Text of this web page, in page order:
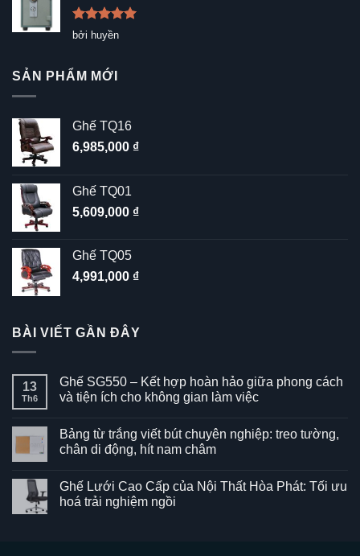
Được xếp
hạng5
bởi huyền
SẢN PHẨM MỚI
Ghế TQ16
6,985,000 ₫
Ghế TQ01
5,609,000 ₫
Ghế TQ05
4,991,000 ₫
BÀI VIẾT GẦN ĐÂY
13
Th6
Ghế SG550 – Kết hợp hoàn hảo giữa phong cách
và tiện ích cho không gian làm việc
bình
luận
ở
–
Kết
hợp
Bảng từ trắng viết bút chuyên nghiệp: treo tường,
chân di động, hít nam châm
bình
luận
ở
Ghế Lưới Cao Cấp của Nội Thất Hòa Phát: Tối ưu
hoá trải nghiệm ngồi